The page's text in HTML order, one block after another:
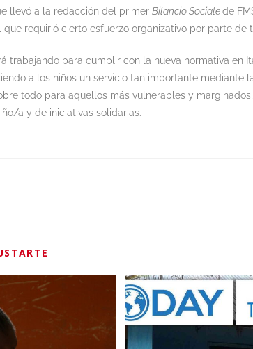
llevó a la redacción del primer Bilancio Socialede
que requirió cierto esfuerzo organizativo por parte de
trabajando para cumplir con la nueva normativa en
a los niños un servicio tan importante mediante
todo para aquellos más vulnerables y
a y de iniciativas solidarias.